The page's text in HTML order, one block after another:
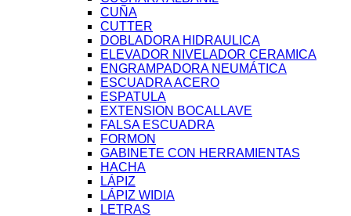
CUÑA
CUTTER
DOBLADORA HIDRAULICA
ELEVADOR NIVELADOR CERAMICA
ENGRAMPADORA NEUMÁTICA
ESCUADRA ACERO
ESPATULA
EXTENSION BOCALLAVE
FALSA ESCUADRA
FORMON
GABINETE CON HERRAMIENTAS
HACHA
LÁPIZ
LÁPIZ WIDIA
LETRAS